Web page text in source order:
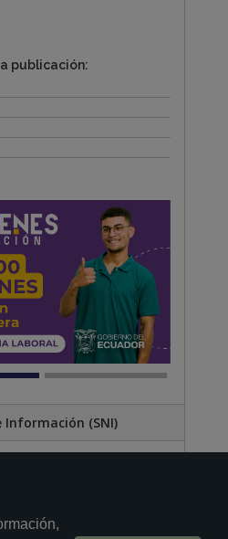
publicación:
Información (SNI)
Ñan 6to piso, oficina 605
Email: